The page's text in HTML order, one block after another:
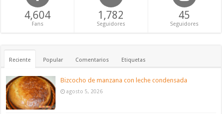
4,604
Fans
1,782
Seguidores
45
Seguidores
Reciente Popular Comentarios Etiquetas
Bizcocho de manzana con leche condensada
agosto 5, 2026